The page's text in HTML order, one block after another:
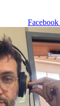
Facebook